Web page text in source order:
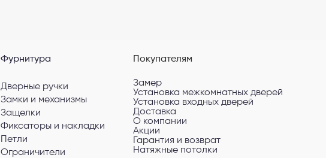
Фурнитура
Дверные ручки
Замки и механизмы
Защелки
Фиксаторы и накладки
Петли
Ограничители
Покупателям
Замер
Установка межкомнатных дверей
Установка входных дверей
Доставка
О компании
Акции
Гарантия и возврат
Натяжные потолки